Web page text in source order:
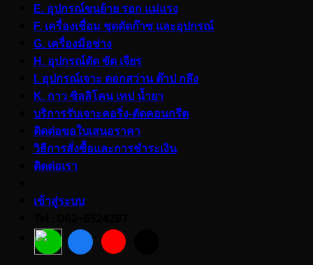
E. อุปกรณ์ขนย้าย รอก แม่แรง
F. เครื่องเชื่อม ชุดตัดก๊าซ และอุปกรณ์
G. เครื่องมือช่าง
H. อุปกรณ์ตัด ขัด เจียร
I. อุปกรณ์เจาะ ดอกสว่าน ต๊าป กลึง
K. กาว ซิลลิโคน เทป น้ำยา
บริการรับเจาะคอริ่ง-ตัดคอนกรีต
ติดต่อขอใบเสนอราคา
วิธีการสั่งซื้อและการชำระเงิน
ติดต่อเรา
เข้าสู่ระบบ